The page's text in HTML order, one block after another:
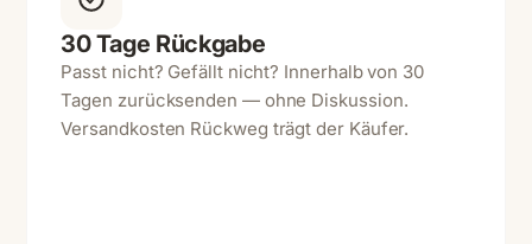
30 Tage Rückgabe
Passt nicht? Gefällt nicht? Innerhalb von 30
Tagen zurücksenden — ohne Diskussion.
Versandkosten Rückweg trägt der Käufer.